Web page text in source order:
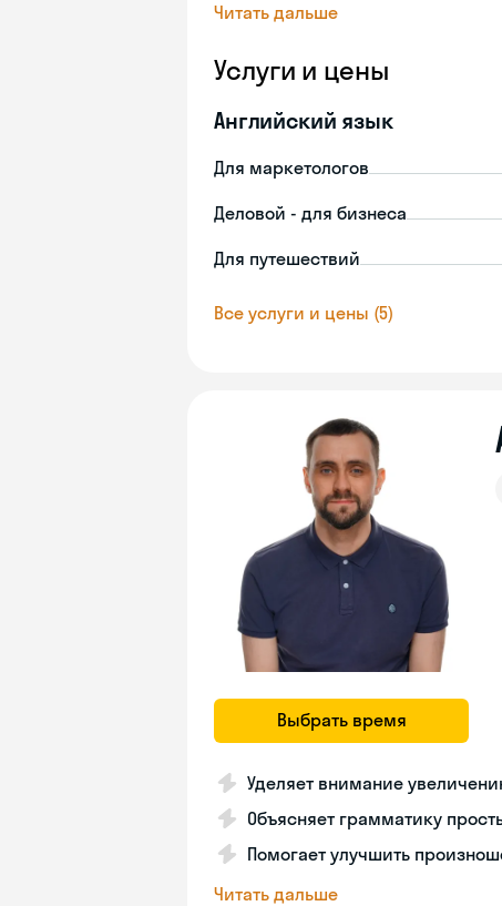
Читать дальше
Услуги и цены
Английский язык
Для маркетологов
Деловой - для бизнеса
Для путешествий
Все услуги и цены (5)
Выбрать время
Уделяет внимание
Объясняет грамматику
Помогает улучшить
Читать дальше